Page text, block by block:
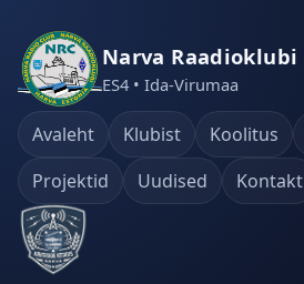
Narva Raadioklubi
ES4 • Ida-Virumaa
Avaleht Klubist Koolitus
Projektid
Uudised Kontakt